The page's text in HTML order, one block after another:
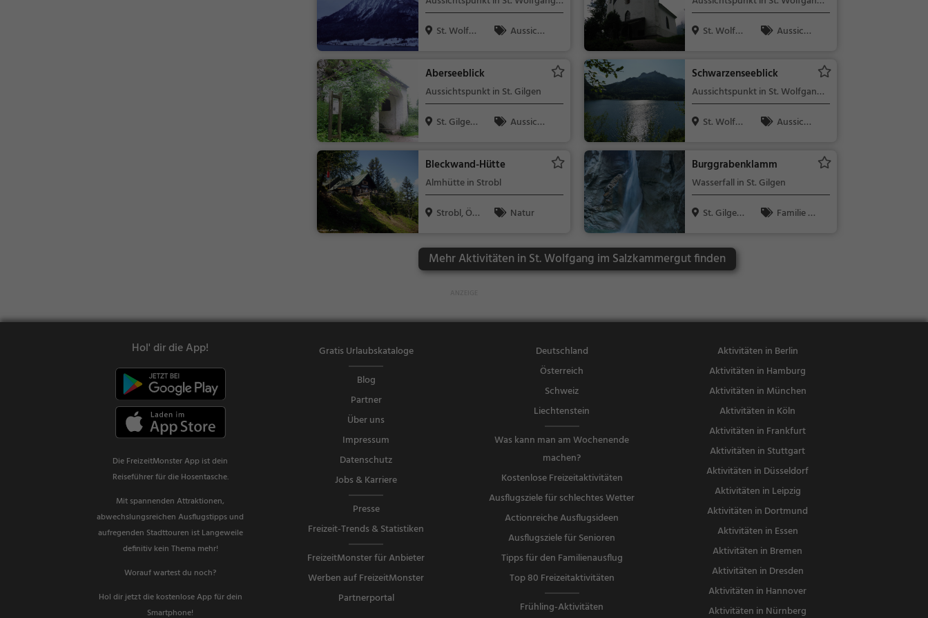
im Salzkammergut
St. Wolfga
Aussicht
im Salzkammergut
St. Wolfga
Aussicht
Natur
Aberseeblick
Aussichtspunkt in St. Gilgen
St. Gilgen,
Aussicht
Natur
Schwarzenseeblick
Aussichtspunkt in St. Wolfgang
im Salzkammergut
St. Wolfga
Aussicht
Natur
Bleckwand-Hütte
Almhütte in Strobl
Strobl, Öst
Natur
Burggrabenklamm
Wasserfall in St. Gilgen
St. Gilgen,
Familie &
Mehr Aktivitäten in St. Wolfgang im Salzkammergut finden
Hol' dir die App!
Die FreizeitMonster App ist dein
Reiseführer für die Hosentasche.
Mit spannenden Attraktionen,
abwechslungsreichen Ausflugstipps und
aufregenden Stadttouren ist Langeweile
definitiv kein Thema mehr!
Worauf wartest du noch?
Hol dir jetzt die kostenlose App für dein
Smartphone!
Gratis Urlaubskataloge
Blog
Partner
Über uns
Impressum
Datenschutz
Jobs & Karriere
Presse
Freizeit-Trends & Statistiken
FreizeitMonster für Anbieter
Werben auf FreizeitMonster
Partnerportal
Deutschland
Österreich
Schweiz
Liechtenstein
Was kann man am Wochenende
machen?
Kostenlose Freizeitaktivitäten
Ausflugsziele für schlechtes Wetter
Actionreiche Ausflugsideen
Ausflugsziele für Senioren
Tipps für den Familienausflug
Top 80 Freizeitaktivitäten
Frühling-Aktivitäten
Aktivitäten in Berlin
Aktivitäten in Hamburg
Aktivitäten in München
Aktivitäten in Köln
Aktivitäten in Frankfurt
Aktivitäten in Stuttgart
Aktivitäten in Düsseldorf
Aktivitäten in Leipzig
Aktivitäten in Dortmund
Aktivitäten in Essen
Aktivitäten in Bremen
Aktivitäten in Dresden
Aktivitäten in Hannover
Aktivitäten in Nürnberg